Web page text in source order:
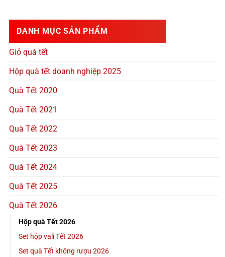
DANH MỤC SẢN PHẨM
Giỏ quà tết
Hộp quà tết doanh nghiệp 2025
Quà Tết 2020
Quà Tết 2021
Quà Tết 2022
Quà Tết 2023
Quà Tết 2024
Quà Tết 2025
Quà Tết 2026
Hộp quà Tết 2026
Set hộp vali Tết 2026
Set quà Tết không rượu 2026